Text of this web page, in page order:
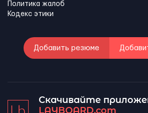
Политика жалоб
Кодекс этики
Добавить резюме
Скачивайте
LAYBOARD.com